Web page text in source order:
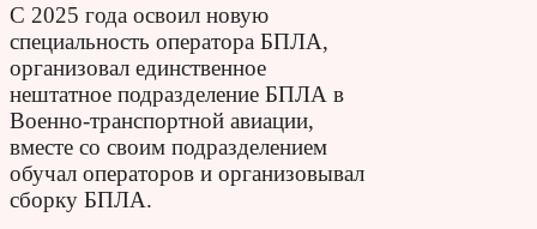
С 2025 года освоил новую
специальность оператора БПЛА,
организовал единственное
нештатное подразделение БПЛА в
Военно-транспортной авиации,
вместе со своим подразделением
обучал операторов и организовывал
сборку БПЛА.